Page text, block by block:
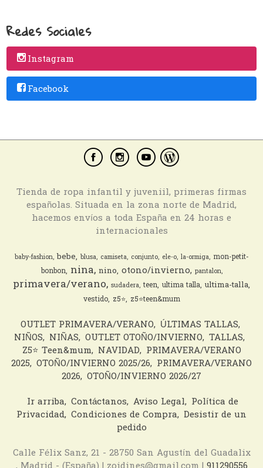
Redes Sociales
Instagram
Facebook
Tienda de ropa infantil y juveniil, primeras firmas
españolas. Situada en la zona norte de Madrid,
hacemos envíos a toda España en 24 horas e
internacionales
baby-fashion bebe blusa camiseta conjunto ele-o la-ormiga mon-petit-
bonbon nina nino otono/invierno pantalon
primavera/verano sudadera teen ultima talla ultima-talla
vestido z5⭐️ z5⭐️teen&mum
OUTLET PRIMAVERA/VERANO ÚLTIMAS TALLAS
NIÑOS NIÑAS OUTLET OTOÑO/INVIERNO TALLAS
Z5⭐️ Teen&mum NAVIDAD PRIMAVERA/VERANO
2025 OTOÑO/INVIERNO 2025/26 PRIMAVERA/VERANO
2026 OTOÑO/INVIERNO 2026/27
Ir arriba Contáctanos Aviso Legal Política de
Privacidad Condiciones de Compra Desistir de un
pedido
Calle Félix Sanz, 21 - 28750 San Agustín del Guadalix